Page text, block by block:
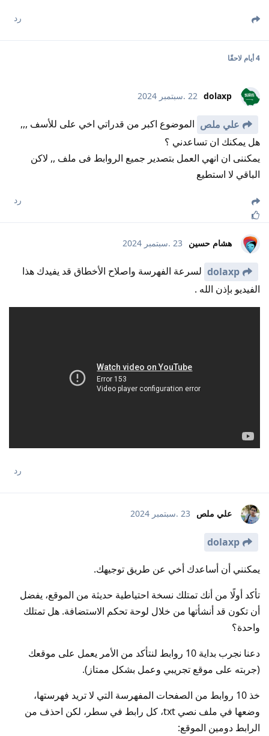
رد
4 أيام لاحقًا
dolaxp 22 .سبتمبر 2024
علي ملص الموضوع اكبر من قدراتي اخي على للأسف ,,,
هل يمكنك ان تساعدني ؟
يمكننى ان انهي العمل بتصدير جميع الروابط فى ملف ,, لاكن
الباقي لا استطيع
رد
هشام حسين 23 .سبتمبر 2024
dolaxp لسرعة الفهرسة واصلاح الأخطاق قد يفيدك هذا
الفيديو بإذن الله .
رد
علي ملص 23 .سبتمبر 2024
dolaxp
يمكنني أن أساعدك أخي عن طريق توجيهك.
تأكد أولًا من أنك تمتلك نسخة احتياطية حديثة من الموقع، يفضل
أن تكون قد أنشأتها من خلال لوحة تحكم الاستضافة. هل تمتلك
واحدة؟
دعنا نجرب بداية 10 روابط لنتأكد من الأمر يعمل على موقعك
(جربته على موقع تجريبي وعمل بشكل ممتاز).
خذ 10 روابط من الصفحات المفهرسة التي لا تريد فهرستها،
وضعها في ملف نصي txt، كل رابط في سطر، لكن احذف من
الرابط دومين الموقع: